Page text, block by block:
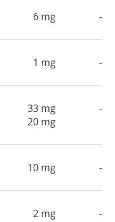
6 mg -
1 mg -
33 mg
20 mg
-
10 mg -
2 mg -